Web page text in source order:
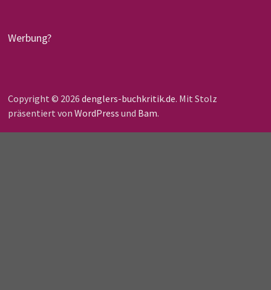
Werbung?
Copyright © 2026 denglers-buchkritik.de. Mit Stolz
präsentiert von WordPress und Bam.